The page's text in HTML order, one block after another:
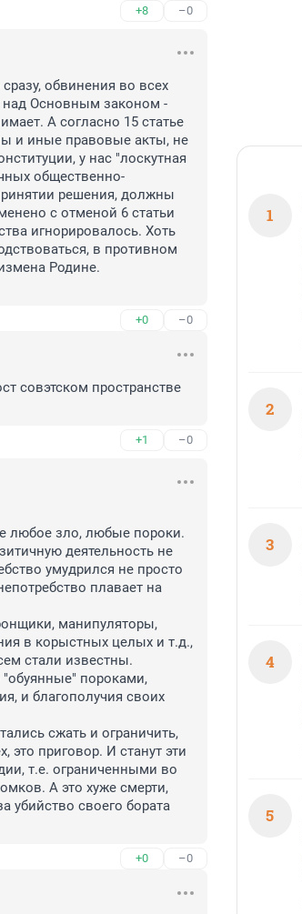
+8 –0
обвинения во всех
над Основным законом -
А согласно 15 статье
и иные правовые акты, не
у нас "лоскутная
общественно-
решения, должны
с отменой 6 статьи
игнорировалось. Хоть
в противном
Родине.
+0 –0
совэтском пространстве
+1 –0
любое зло, любые пороки.
деятельность не
умудрился не просто
плавает на
в корыстных целых и т.д.,
стали известны.
"обуянные" пороками,
и благополучия своих
это приговор. И станут эти
т.е. ограниченными во
А это хуже смерти,
убийство своего бората
+0 –0
1
2
3
4
5